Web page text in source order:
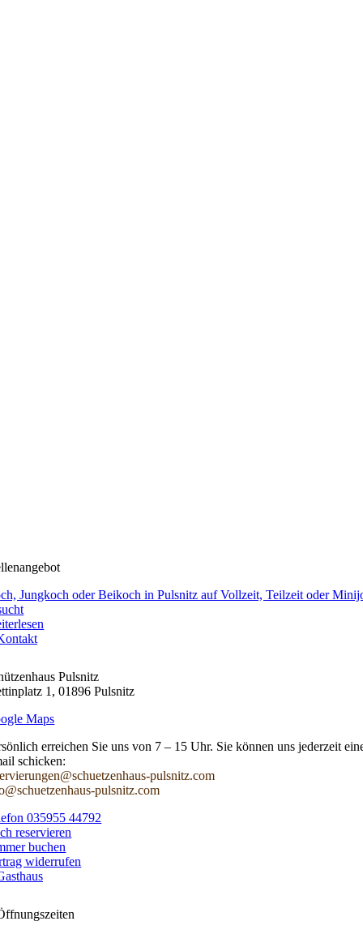
Jungkoch oder Beikoch in Pulsnitz auf Vollzeit, Teilzeit oder
Pulsnitz
1, 01896 Pulsnitz
Maps
erreichen Sie uns von 7 – 15 Uhr. Sie können uns jederzeit
schicken:
pulsnitz.com
pulsnitz.com
035955 44792
reservieren
buchen
widerrufen